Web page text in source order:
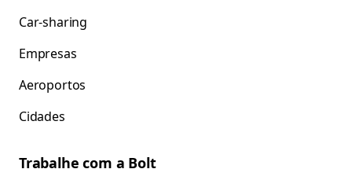
Car-sharing
Empresas
Aeroportos
Cidades
Trabalhe com a Bolt